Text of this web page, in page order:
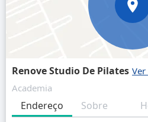
Renove Studio De Pilates
Academia
Endereço Sobre